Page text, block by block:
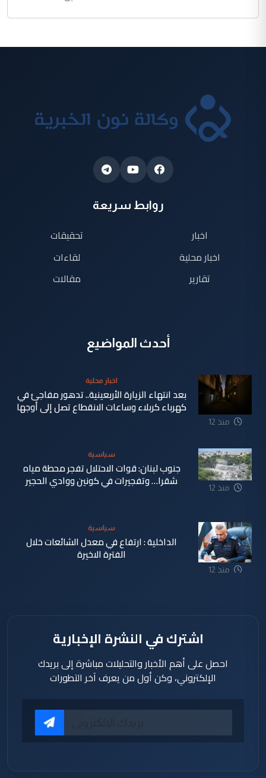
روابط سريعة
اخبار
اخبار محلية
تقارير
تحقيقات
لقاءات
مقالات
أحدث المواضيع
منذ 12
اخبار محلية
بعد انتهاء الزيارة الأربعينية.. تدهور مفاجئ في
كهرباء كربلاء وساعات الانقطاع تصل إلى أوجها
منذ 12
سياسية
جنوب لبنان: قوات الاحتلال تفجر محطة مياه
شقرا… وتفجيرات في كونين ووادي الحجير
منذ 12
سياسية
الداخلية : ارتفاع في معدل الشائعات خلال
الفترة الاخيرة
اشترك في النشرة الإخبارية
احصل على أهم الأخبار والتحليلات مباشرة إلى بريدك
الإلكتروني، وكن أول من يعرف آخر التطورات